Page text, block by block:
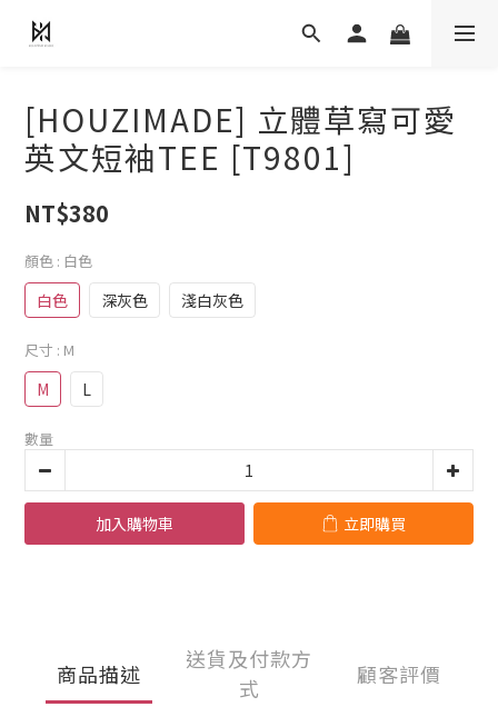
[HOUZIMADE] 立體草寫可愛
英文短袖TEE [T9801]
NT$380
顏色 : 白色
白色 深灰色 淺白灰色
尺寸 : M
M L
數量
加入購物車 立即購買
商品描述
送貨及付款方
式
顧客評價